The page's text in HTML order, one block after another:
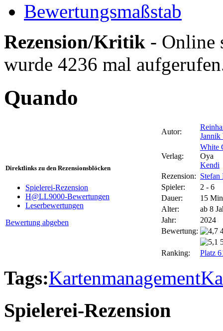
Bewertungsmaßstab
Rezension/Kritik - Online
wurde 4236 mal
Quando
Direktlinks zu den Rezensionsblöcken
Spielerei-Rezension
H@LL9000-Bewertungen
Leserbewertungen
Bewertung abgeben
Autor:
Jannik
Verlag:
White
Oya
Kendi
Rezension: Stefan
Spieler:
2 - 6
Dauer:
15
Alter:
ab 8
Jahr:
2024
Bewertung:
Ranking:
Platz
Tags:Kartenmanagement
Spielerei-Rezension